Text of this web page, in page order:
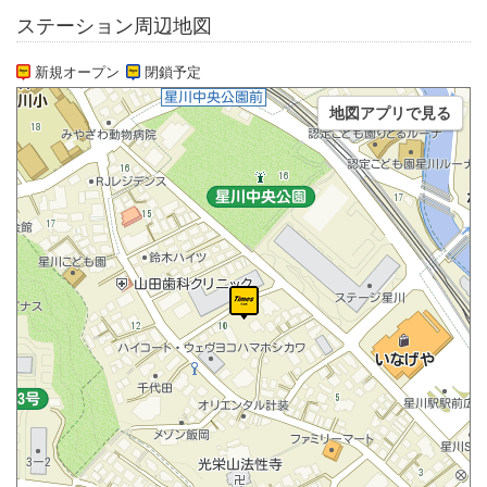
ステーション周辺地図
新規オープン 閉鎖予定
地図アプリで見る